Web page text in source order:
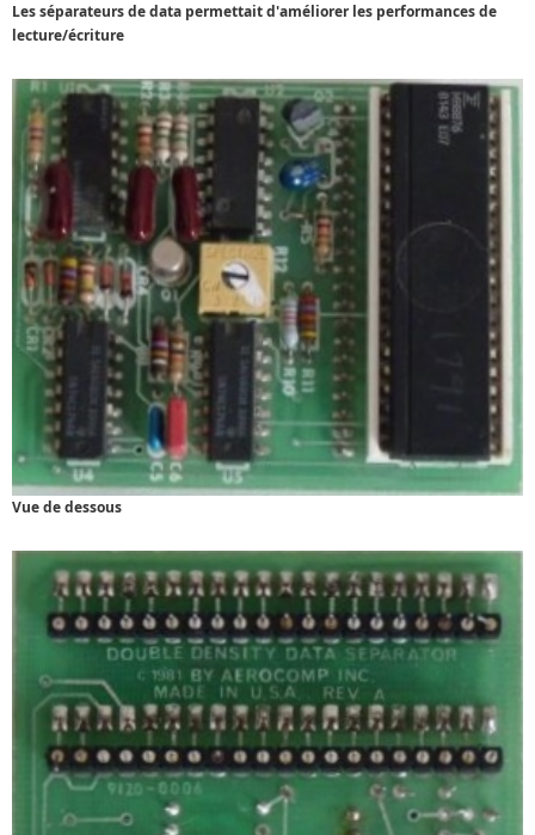
Les séparateurs de data permettait d'améliorer les performances de
lecture/écriture
Vue de dessous